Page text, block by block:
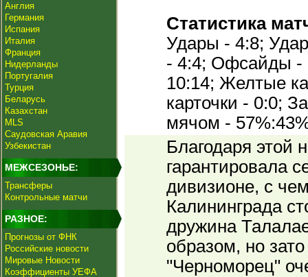
Англия
Германия
Испания
Италия
Франция
Нидерланды
Португалия
Турция
Беларусь
Казахстан
MLS
Саудовская Аравия
Узбекистан
МЕЖСЕЗОНЬЕ:
Трансферы
Контрольные матчи
РАЗНОЕ:
Прогнозы от ФНК
Российские новости
Мировые Новости
Коэффициенты УЕФА
Статистика
Удары - 4:8;
- 4:4; Офсайды -
10:14; Желтые
карточки - 0:0;
мячом -
Благодаря этой
гарантировала
дивизионе, с
Калининграда
дружина
образом, но
"Черноморец"